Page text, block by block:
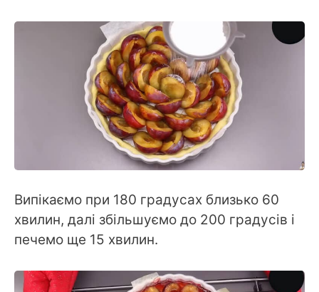
Випікаємо при 180 градусах близько 60
хвилин, далі збільшуємо до 200 градусів і
печемо ще 15 хвилин.